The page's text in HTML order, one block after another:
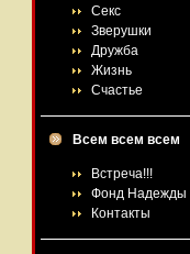
Секс
Зверушки
Дружба
Жизнь
Счастье
Всем всем всем
Встреча!!!
Фонд Надежды
Контакты